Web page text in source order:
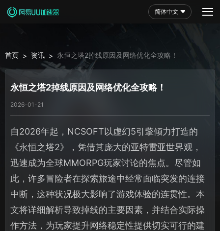
简体中文
首页 > 资讯 > 永恒之塔2掉线原因及网络优化全攻略！
永恒之塔2掉线原因及网络优化全攻略！
2026-01-21
自2026年起，NCSOFT以虚幻5引擎倾力打造的
《永恒之塔2》，凭借其庞大的亚特雷亚世界观，
迅速成为全球MMORPG玩家讨论的焦点。尽管如
此，许多冒险者在探索旅途中经常面临突发的连接
中断，这种状况极大影响了游戏体验的连贯性。本
文将详细解析导致掉线的主要因素，并结合实际操
作方法，为玩家提升网络稳定性提供切实可行的建